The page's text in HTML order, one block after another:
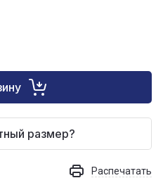
размер?
Распечатать